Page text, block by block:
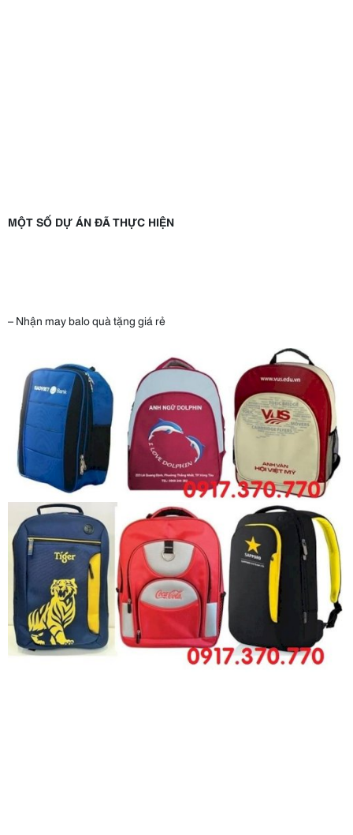
MỘT SỐ DỰ ÁN ĐÃ THỰC HIỆN
– Nhận may balo quà tặng giá rẻ